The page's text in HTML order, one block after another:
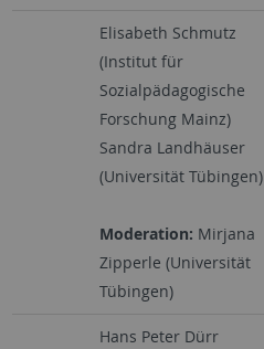
Elisabeth Schmutz
(Institut für
Sozialpädagogische
Forschung Mainz)
Sandra Landhäuser
(Universität Tübingen)
Moderation: Mirjana
Zipperle (Universität
Tübingen)
Hans Peter Dürr